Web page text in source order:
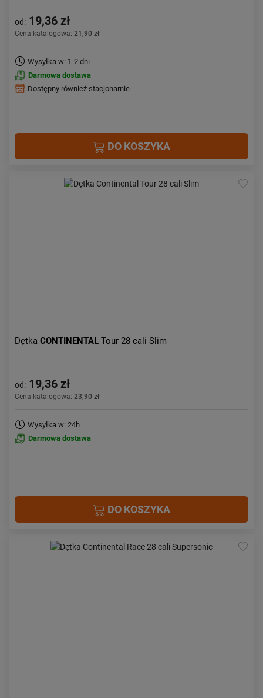
od: 19,36 zł
Cena katalogowa: 21,90 zł
Wysyłka w: 1-2 dni
Darmowa dostawa
Dostępny również stacjonarnie
DO KOSZYKA
Dętka CONTINENTAL Tour 28 cali Slim
od: 19,36 zł
Cena katalogowa: 23,90 zł
Wysyłka w: 24h
Darmowa dostawa
DO KOSZYKA